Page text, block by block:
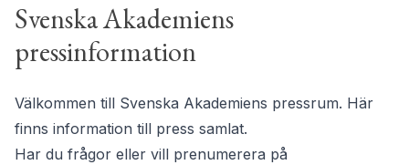
Svenska Akademiens
pressinformation
Välkommen till Svenska Akademiens pressrum. Här
finns information till press samlat.
Har du frågor eller vill prenumerera på